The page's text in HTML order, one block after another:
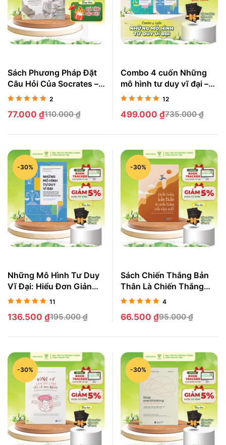
Sách Phương Pháp Đặt
Câu Hỏi Của Socrates –
Phát Triển Tư Duy Phản
Đề Sâu Sắc
hạng5.00 5
2
110.000₫
77.000 ₫
Combo 4 cuốn Những
mô hình tư duy vĩ đại –
The Great Mental
hạng4.925
12
735.000₫
499.000 ₫
-30%
Những Mô Hình Tư Duy
Vĩ Đại: Hiểu Đơn Giản
Kinh Tế Học, Nghệ
Vấn Đề Trong Cuộc
hạng5.005
11
195.000₫
136.500 ₫
-30%
Sách Chiến Thắng Bản
Thân Là Chiến Thắng
Hiển Hách Nhất
hạng5.005
4
95.000₫
66.500 ₫
-30% -30%